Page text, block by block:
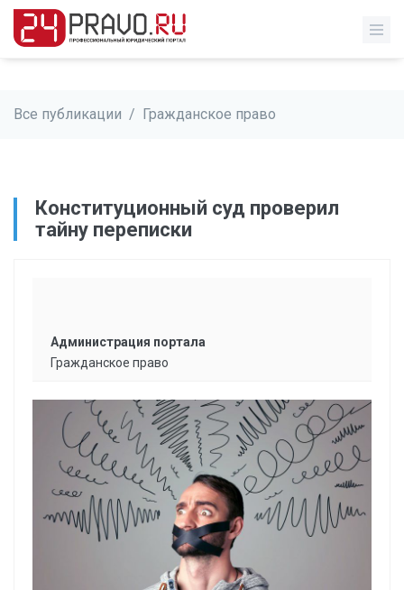
Все публикации / Гражданское право
Конституционный суд проверил
тайну переписки
Администрация портала
Гражданское право